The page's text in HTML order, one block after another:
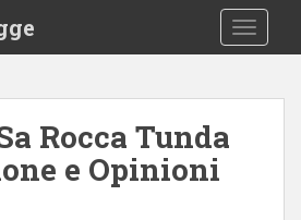
Rocca Tunda
e Opinioni